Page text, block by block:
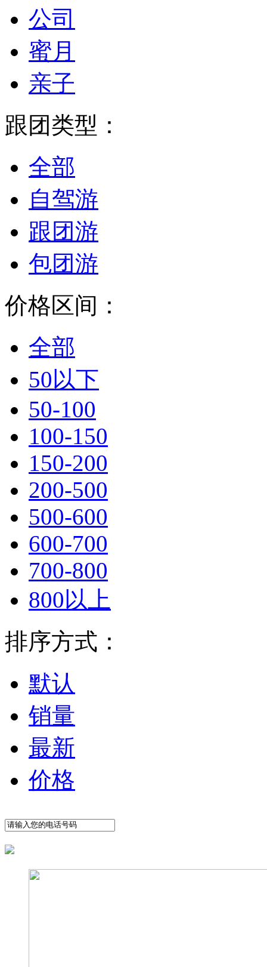
公司
蜜月
亲子
跟团类型：
全部
自驾游
跟团游
包团游
价格区间：
全部
50以下
50-100
100-150
150-200
200-500
500-600
600-700
700-800
800以上
排序方式：
默认
销量
最新
价格